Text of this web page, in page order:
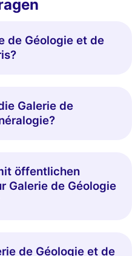
de Géologie et de
Galerie de
öffentlichen
Galerie de Géologie
de Géologie et de